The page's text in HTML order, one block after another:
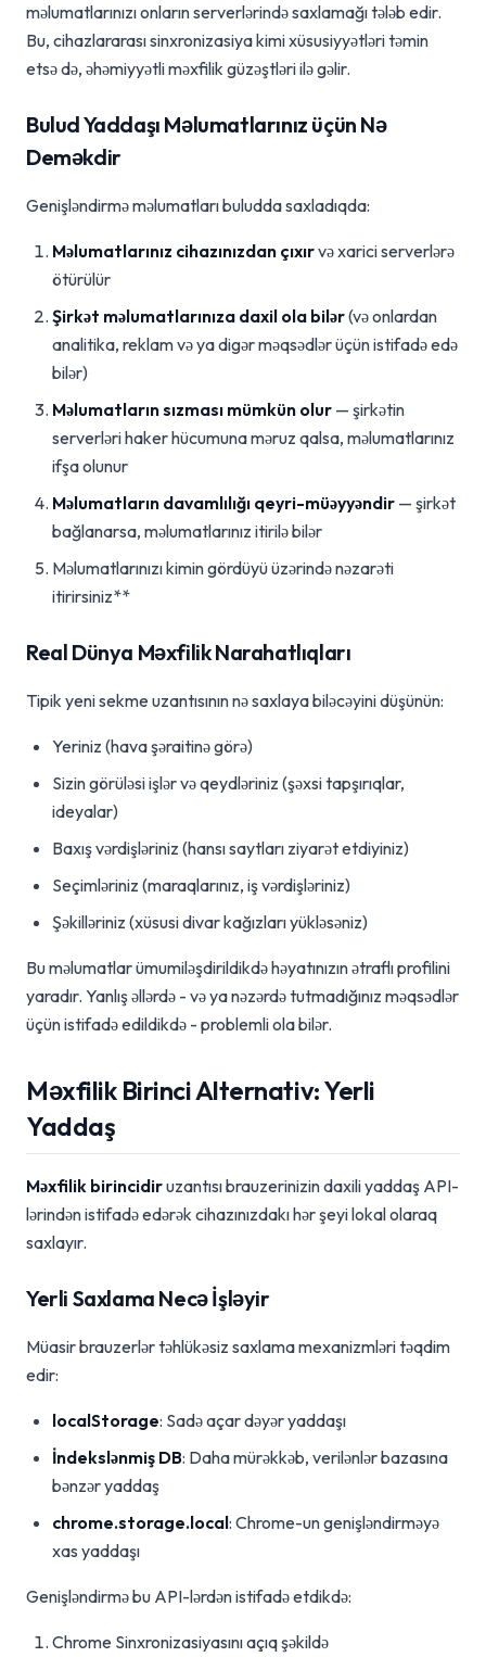
məlumatlarınızı onların serverlərində saxlamağı tələb edir.
Bu, cihazlararası sinxronizasiya kimi xüsusiyyətləri təmin
etsə də, əhəmiyyətli məxfilik güzəştləri ilə gəlir.
Bulud Yaddaşı Məlumatlarınız üçün Nə
Deməkdir
Genişləndirmə məlumatları buludda saxladıqda:
Məlumatlarınız cihazınızdan çıxırvə xarici serverlərə
ötürülür
Şirkət məlumatlarınıza daxil ola bilər(və onlardan
analitika, reklam və ya digər məqsədlər üçün istifadə edə
bilər)
Məlumatların sızması mümkün olur — şirkətin
serverləri haker hücumuna məruz qalsa, məlumatlarınız
ifşa olunur
Məlumatların davamlılığı qeyri-müəyyəndir — şirkət
bağlanarsa, məlumatlarınız itirilə bilər
Məlumatlarınızı kimin gördüyü üzərində nəzarəti
itirirsiniz**
Real Dünya Məxfilik Narahatlıqları
Tipik yeni sekme uzantısının nə saxlaya biləcəyini düşünün:
Yeriniz (hava şəraitinə görə)
Sizin görüləsi işlər və qeydləriniz (şəxsi tapşırıqlar,
ideyalar)
Baxış vərdişləriniz (hansı saytları ziyarət etdiyiniz)
Seçimləriniz (maraqlarınız, iş vərdişləriniz)
Şəkilləriniz (xüsusi divar kağızları yükləsəniz)
Bu məlumatlar ümumiləşdirildikdə həyatınızın ətraflı profilini
yaradır. Yanlış əllərdə - və ya nəzərdə tutmadığınız məqsədlər
üçün istifadə edildikdə - problemli ola bilər.
Məxfilik Birinci Alternativ: Yerli
Yaddaş
Məxfilik birincidiruzantısı brauzerinizin daxili yaddaş API-
lərindən istifadə edərək cihazınızdakı hər şeyi lokal olaraq
saxlayır.
Yerli Saxlama Necə İşləyir
Müasir brauzerlər təhlükəsiz saxlama mexanizmləri təqdim
edir:
localStorage: Sadə açar dəyər yaddaşı
İndekslənmiş DB: Daha mürəkkəb, verilənlər bazasına
bənzər yaddaş
chrome.storage.local: Chrome-un genişləndirməyə
xas yaddaşı
Genişləndirmə bu API-lərdən istifadə etdikdə:
Chrome Sinxronizasiyasını açıq şəkildə